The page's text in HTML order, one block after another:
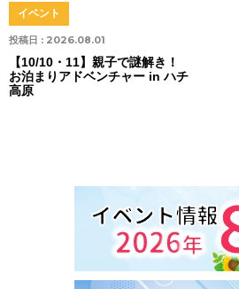
投稿日 : 2026.08.01
イベント
【10/10・11】親子で謎解き！
お泊まりアドベンチャー in ハチ
高原